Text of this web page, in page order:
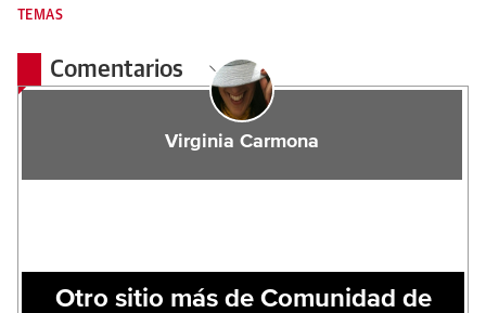
TEMAS
Comentarios
Virginia Carmona
Otro sitio más de Comunidad de